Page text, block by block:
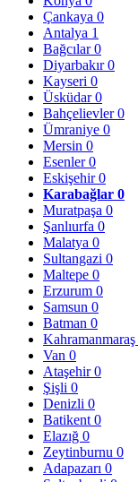
Çankaya 0
Antalya 1
Bağcılar0
Diyarbakır0
Kayseri 0
Üsküdar0
Bahçelievler0
Ümraniye 0
Mersin 0
Esenler0
Eskişehir0
Karabağlar 0
Muratpaşa 0
Şanlıurfa 0
Malatya 0
Sultangazi 0
Maltepe 0
Erzurum 0
Samsun 0
Batman 0
Kahramanmaraş
Van 0
Ataşehir0
Şişli 0
Denizli 0
Batikent 0
Elazığ 0
Zeytinburnu 0
Adapazarı 0